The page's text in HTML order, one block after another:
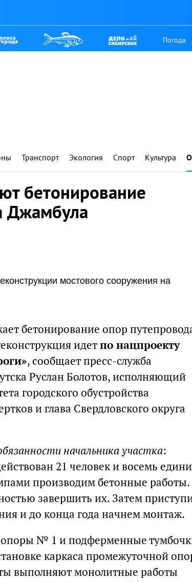
Погода
Транспорт Экология Спорт Культура
бетонирование
Джамбула
мостового сооружения на
бетонирование опор
идетпо нацпроекту
, сообщает пресс-служба
Руслан Болотов, исполняющий
городского обустройства
и глава Свердловского округа
начальника участка:
21 человек и восемь
производим бетонные работы.
завершить их. Затем
и до конца года начнем монтаж.
опоры № 1 и подферменные
каркаса промежуточной
выполняют монолитные работы